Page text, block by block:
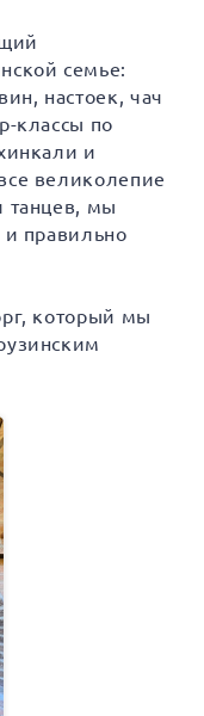
семье:
настоек, чач
классы по
и
великолепие
танцев, мы
и правильно
который мы